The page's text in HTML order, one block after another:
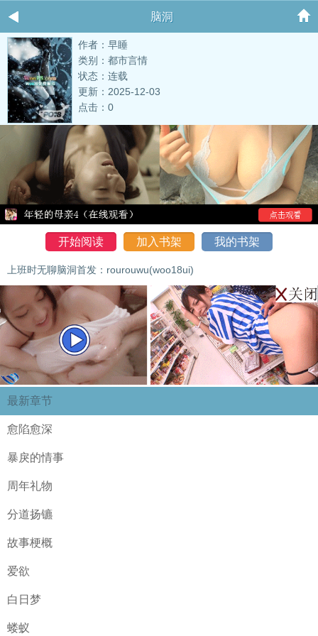
脑洞
作者：早睡
类别：都市言情
状态：连载
更新：2025-12-03
点击：0
开始阅读 加入书架 我的书架
上班时无聊脑洞首发：rourouwu(woo18ui)
最新章节
愈陷愈深
暴戾的情事
周年礼物
分道扬镳
故事梗概
爱欲
白日梦
蝼蚁